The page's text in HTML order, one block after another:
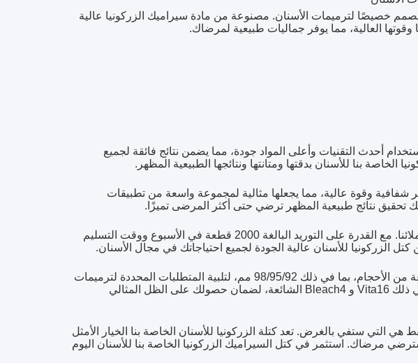
مصمم خصيصًا لترميمات الأسنان. مصنوعة من مادة سيراميك الزركونيا عالية
وقوتها العالية، مما يوفر جماليات طبيعية لمرضاك.
أحدث التقنيات وأعلى المواد جودة، مما يضمن نتائج فائقة لجميع
بنا للأسنان بدقتها ومتانتها ونتائجها الطبيعية المظهر.
شفافية وقوة عالية، مما يجعلها مثالية لمجموعة واسعة من تطبيقات
تحقيق نتائج طبيعية المظهر ترضي حتى أكثر المرضى تميزًا.
نحن نتفهم أهمية التوريد والتسليم في الوقت المناسب لعملائنا. مع القدرة على التوريد البالغة 2000 قطعة في الأسبوع ووقت التسليم
تأتي كتلة الزركونيا للأسنان الخاصة بنا في مجموعة متنوعة من الأحجام، بما في ذلك 98/95/92 مم، لتلبية المتطلبات المحددة لترميمات
الأسنان الخاصة بك. نقدم أيضًا مجموعة من الألوان، بما في ذلك Vita16 و Bleach4 الشائعة، لضمان حصولك على الظل المثالي
هي التي ستفي بالغرض. تعد كتلة الزركونيا للأسنان الخاصة بنا الخيار الأمثل
مرضاك. استثمر في كتل السيراميك الزركونيا الخاصة بنا للأسنان اليوم